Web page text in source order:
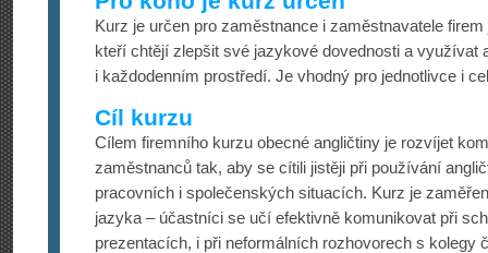
Kurz je určen pro zaměstnance i zaměstnavatele
kteří chtějí zlepšit své jazykové dovednosti a využívat
i každodenním prostředí. Je vhodný pro jednotlivce i
Cíl kurzu
Cílem firemního kurzu obecné angličtiny je rozvíjet
zaměstnanců tak, aby se cítili jistěji při používání
pracovních i společenských situacích. Kurz je
jazyka – účastníci se učí efektivně komunikovat při
prezentacích, i při neformálních rozhovorech s kolegy